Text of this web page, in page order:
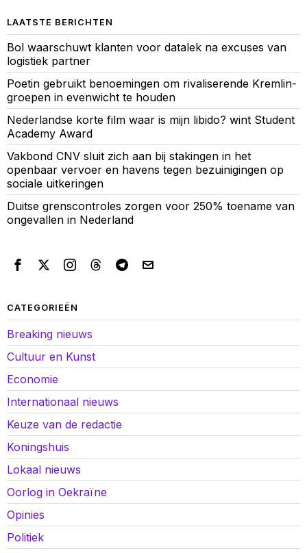
LAATSTE BERICHTEN
Bol waarschuwt klanten voor datalek na excuses van
logistiek partner
Poetin gebruikt benoemingen om rivaliserende Kremlin-
groepen in evenwicht te houden
Nederlandse korte film waar is mijn libido? wint Student
Academy Award
Vakbond CNV sluit zich aan bij stakingen in het
openbaar vervoer en havens tegen bezuinigingen op
sociale uitkeringen
Duitse grenscontroles zorgen voor 250% toename van
ongevallen in Nederland
CATEGORIEËN
Breaking nieuws
Cultuur en Kunst
Economie
Internationaal nieuws
Keuze van de redactie
Koningshuis
Lokaal nieuws
Oorlog in Oekraïne
Opinies
Politiek